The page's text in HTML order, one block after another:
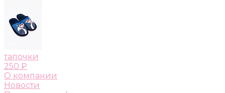
тапочки
250 ₽
О компании
Новости